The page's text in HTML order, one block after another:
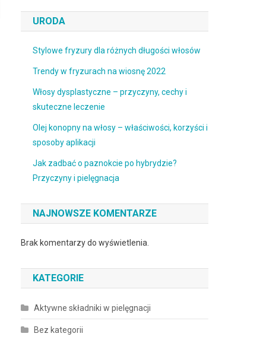
URODA
Stylowe fryzury dla różnych długości włosów
Trendy w fryzurach na wiosnę 2022
Włosy dysplastyczne – przyczyny, cechy i
skuteczne leczenie
Olej konopny na włosy – właściwości, korzyści i
sposoby aplikacji
Jak zadbać o paznokcie po hybrydzie?
Przyczyny i pielęgnacja
NAJNOWSZE KOMENTARZE
Brak komentarzy do wyświetlenia.
KATEGORIE
Aktywne składniki w pielęgnacji
Bez kategorii